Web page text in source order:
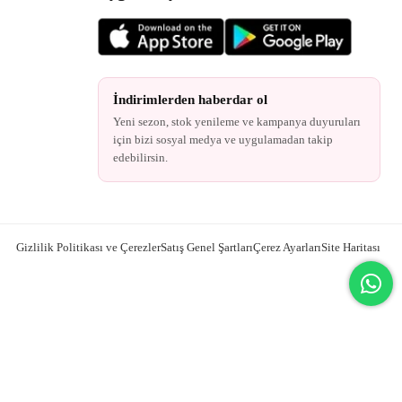
İndirimlerden haberdar ol
Yeni sezon, stok yenileme ve kampanya duyuruları
için bizi sosyal medya ve uygulamadan takip
edebilirsin.
Gizlilik Politikası ve ÇerezlerSatış Genel ŞartlarıÇerez AyarlarıSite Haritası